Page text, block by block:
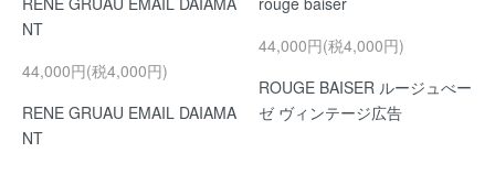
NT
44,000円(税4,000円)
RENE GRUAU EMAIL DAIAMA
NT
44,000円(税4,000円)
ROUGE BAISER ルージュべー
ゼ ヴィンテージ広告